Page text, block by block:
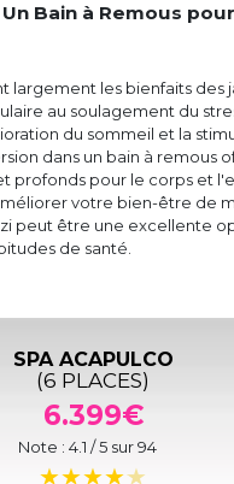
Bain à Remous
largement les bienfaits des
au soulagement du
du sommeil et la
dans un bain à remous
profonds pour le corps et
votre bien-être de
peut être une excellente
de santé.
SPA ACAPULCO
(6 PLACES)
6.399€
Note : 4.1 / 5 sur94